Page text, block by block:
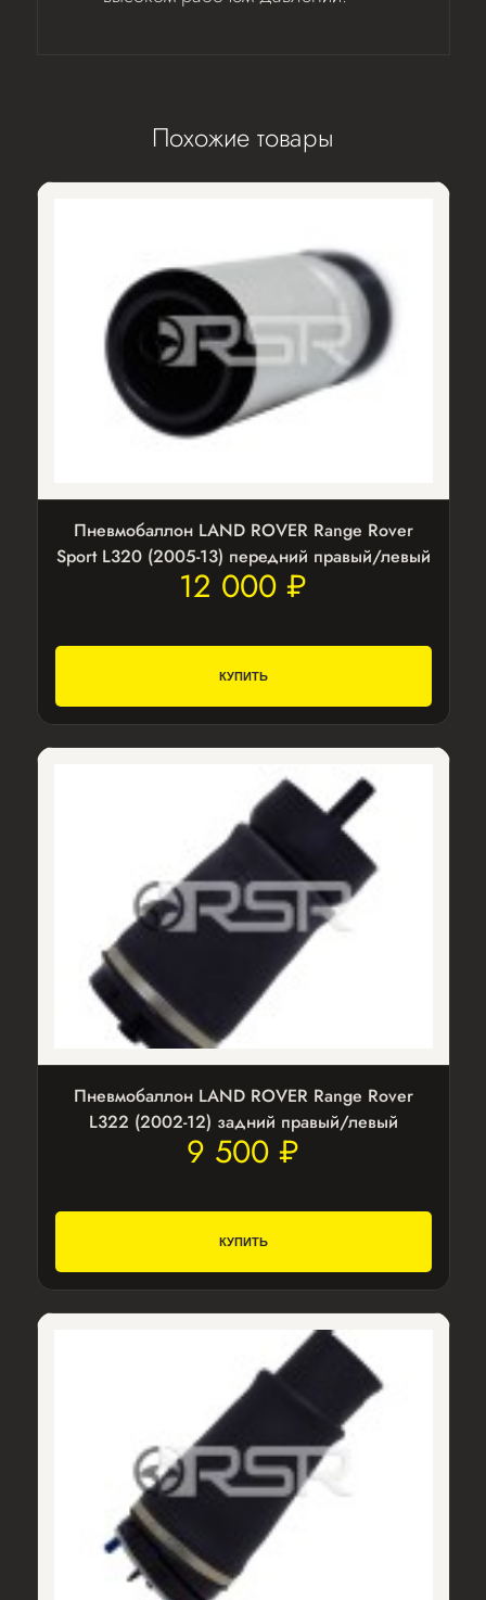
Похожие товары
Пневмобаллон LAND ROVER Range Rover
Sport L320 (2005-13) передний правый/левый
12 000 ₽
КУПИТЬ
Пневмобаллон LAND ROVER Range Rover
L322 (2002-12) задний правый/левый
9 500 ₽
КУПИТЬ